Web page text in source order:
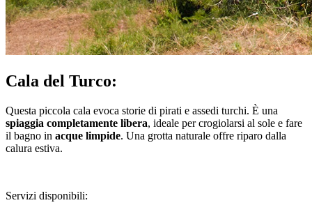
Cala del Turco:
Questa piccola cala evoca storie di pirati e assedi turchi. È una
spiaggia completamente libera, ideale per crogiolarsi al sole e fare
il bagno in acque limpide. Una grotta naturale offre riparo dalla
calura estiva.
Servizi disponibili: